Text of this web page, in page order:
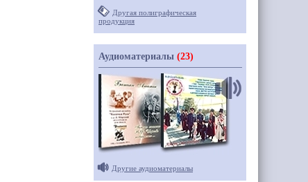
Другая полиграфическая
продукция
Аудиоматериалы (23)
Другие аудиоматериалы